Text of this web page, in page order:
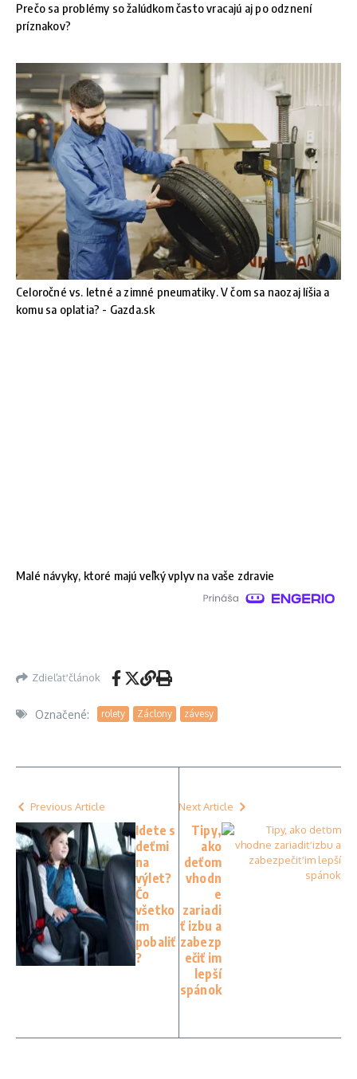
Prečo sa problémy so žalúdkom často vracajú aj po odznení
príznakov?
Celoročné vs. letné a zimné pneumatiky. V čom sa naozaj líšia a
komu sa oplatia? - Gazda.sk
Malé návyky, ktoré majú veľký vplyv na vaše zdravie
Zdieľať článok
Označené: rolety Záclony závesy
Previous Article
Idete s
deťmi
na
výlet?
Čo
všetko
im
pobaliť
?
Next Article
Tipy,
ako
deťom
vhodn
e
zariadi
ť izbu a
zabezp
ečiť im
lepší
spánok